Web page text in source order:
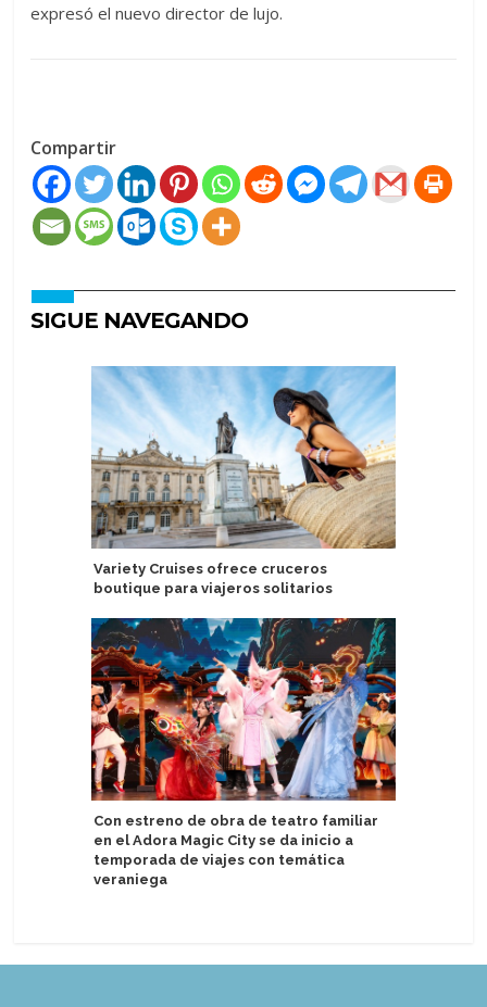
expresó el nuevo director de lujo.
Compartir
SIGUE NAVEGANDO
Variety Cruises ofrece cruceros
boutique para viajeros solitarios
Con estreno de obra de teatro familiar
en el Adora Magic City se da inicio a
temporada de viajes con temática
veraniega